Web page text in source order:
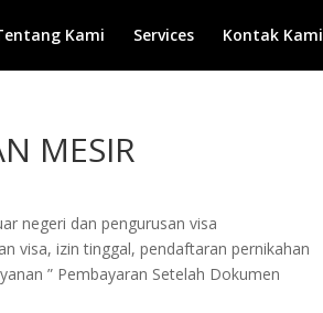
Kami Services Kontak Kami
MESIR
negeri dan pengurusan visa
visa, izin tinggal, pendaftaran pernikahan
” Pembayaran Setelah Dokumen